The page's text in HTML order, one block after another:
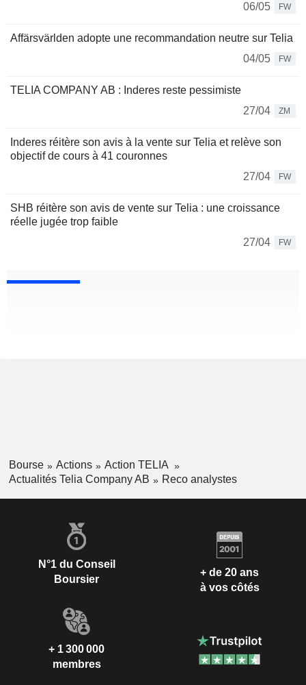
06/05
FW
Affärsvärlden adopte une recommandation neutre sur Telia
04/05
FW
TELIA COMPANY AB : Inderes reste pessimiste
27/04
ZM
Inderes réitère son avis à la vente sur Telia et relève son
objectif de cours à 41 couronnes
27/04
FW
SHB réitère son avis de vente sur Telia : une croissance
réelle jugée trop faible
27/04
FW
Bourse Actions
Action TELIA
Actualités Telia Company AB
Reco analystes
N°1 du Conseil
Boursier
+ de 20 ans
à vos côtés
+ 1 300 000
membres